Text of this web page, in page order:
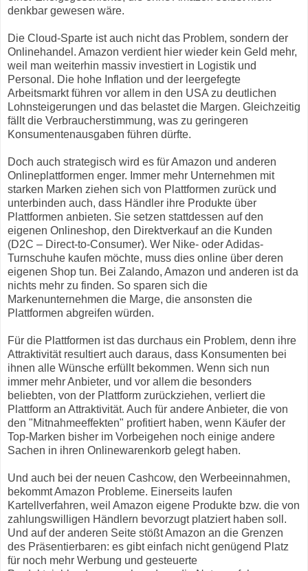
denkbar gewesen wäre.
Die Cloud-Sparte ist auch nicht das Problem, sondern der
Onlinehandel. Amazon verdient hier wieder kein Geld mehr,
weil man weiterhin massiv investiert in Logistik und
Personal. Die hohe Inflation und der leergefegte
Arbeitsmarkt führen vor allem in den USA zu deutlichen
Lohnsteigerungen und das belastet die Margen. Gleichzeitig
fällt die Verbraucherstimmung, was zu geringeren
Konsumentenausgaben führen dürfte.
Doch auch strategisch wird es für Amazon und anderen
Onlineplattformen enger. Immer mehr Unternehmen mit
starken Marken ziehen sich von Plattformen zurück und
unterbinden auch, dass Händler ihre Produkte über
Plattformen anbieten. Sie setzen stattdessen auf den
eigenen Onlineshop, den Direktverkauf an die Kunden
(D2C – Direct-to-Consumer). Wer Nike- oder Adidas-
Turnschuhe kaufen möchte, muss dies online über deren
eigenen Shop tun. Bei Zalando, Amazon und anderen ist da
nichts mehr zu finden. So sparen sich die
Markenunternehmen die Marge, die ansonsten die
Plattformen abgreifen würden.
Für die Plattformen ist das durchaus ein Problem, denn ihre
Attraktivität resultiert auch daraus, dass Konsumenten bei
ihnen alle Wünsche erfüllt bekommen. Wenn sich nun
immer mehr Anbieter, und vor allem die besonders
beliebten, von der Plattform zurückziehen, verliert die
Plattform an Attraktivität. Auch für andere Anbieter, die von
den "Mitnahmeeffekten" profitiert haben, wenn Käufer der
Top-Marken bisher im Vorbeigehen noch einige andere
Sachen in ihren Onlinewarenkorb gelegt haben.
Und auch bei der neuen Cashcow, den Werbeeinnahmen,
bekommt Amazon Probleme. Einerseits laufen
Kartellverfahren, weil Amazon eigene Produkte bzw. die von
zahlungswilligen Händlern bevorzugt platziert haben soll.
Und auf der anderen Seite stößt Amazon an die Grenzen
des Präsentierbaren: es gibt einfach nicht genügend Platz
für noch mehr Werbung und gesteuerte